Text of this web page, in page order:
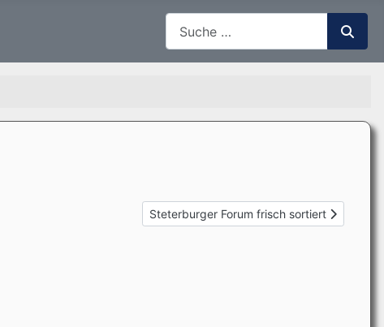
Nächster Beitrag: Steterburger Forum
Steterburger Forum frisch sortiert